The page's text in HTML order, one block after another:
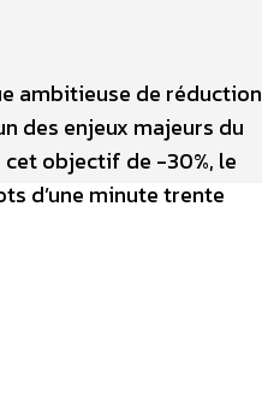
ambitieuse de réduction
des enjeux majeurs du
cet objectif de -30%, le
d’une minute trente